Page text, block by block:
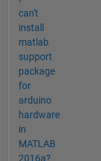
can't
install
matlab
support
package
for
arduino
hardware
in
MATLAB
2016a?